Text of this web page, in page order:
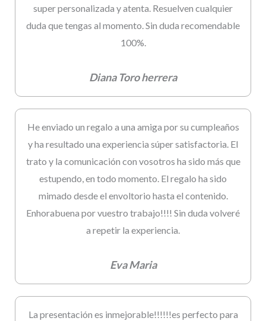
super personalizada y atenta. Resuelven cualquier
duda que tengas al momento. Sin duda recomendable
100%.
Diana Toro herrera
He enviado un regalo a una amiga por su cumpleaños
y ha resultado una experiencia súper satisfactoria. El
trato y la comunicación con vosotros ha sido más que
estupendo, en todo momento. El regalo ha sido
mimado desde el envoltorio hasta el contenido.
Enhorabuena por vuestro trabajo!!!! Sin duda volveré
a repetir la experiencia.
Eva Maria
La presentación es inmejorable!!!!!!es perfecto para